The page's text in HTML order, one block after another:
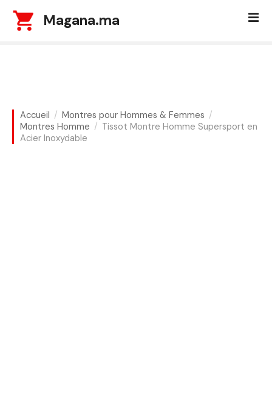
Magana.ma
Accueil
Montres pour Hommes & Femmes
Montres Homme
Tissot Montre Homme Supersport en
Acier Inoxydable